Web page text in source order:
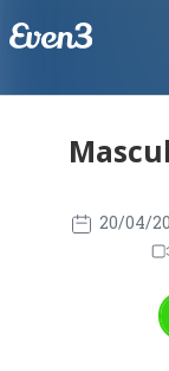
20/04/